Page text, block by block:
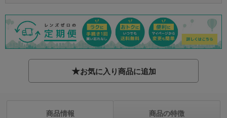
★お気に入り商品に追加
商品情報 商品の特徴